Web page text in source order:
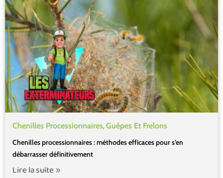
Chenilles Processionnaires,Guêpes Et Frelons
Chenilles processionnaires : méthodes efficaces pour s’en
débarrasser définitivement
Lire la suite